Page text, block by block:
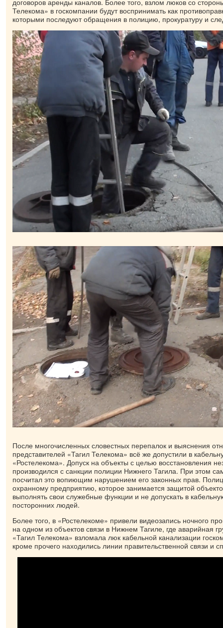
Телекома» в госкомпании будут воспринимать как
которыми последуют обращения в полицию, прокуратуру и
После многочисленных словестных перепалок и выяснения
представителей «Тагил Телекома» всё же допустили в
«Ростелекома». Допуск на объекты с целью восстановления
производился с санкции полиции Нижнего Тагила. При этом
посчитал это вопиющим нарушением его законных прав.
охранному предприятию, которое занимается защитой
выполнять свои служебные функции и не допускать в
посторонних людей.
Более того, в «Ростелекоме» привели видеозапись ночного
на одном из объектов связи в Нижнем Тагиле, где аварийная
«Тагил Телекома» взломала люк кабельной канализации
кроме прочего находились линии правительственной связи и